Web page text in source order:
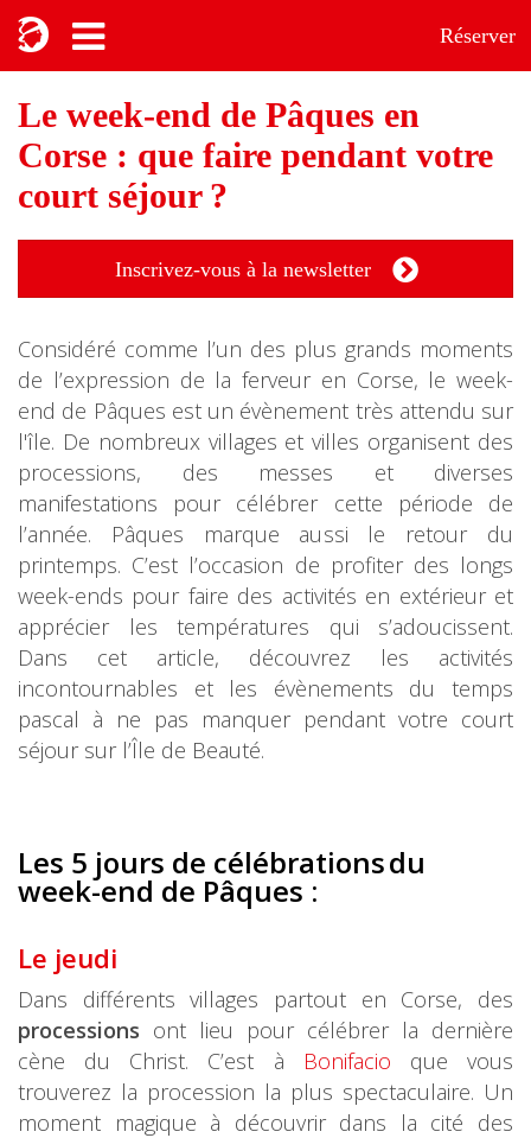
Réserver
Le week-end de Pâques en
Corse : que faire pendant votre
court séjour ?
Inscrivez-vous à la newsletter
Considéré comme l’un des plus grands moments
de l’expression de la ferveur en Corse, le week-
end de Pâques est un évènement très attendu sur
l'île. De nombreux villages et villes organisent des
processions, des messes et diverses
manifestations pour célébrer cette période de
l’année. Pâques marque aussi le retour du
printemps. C’est l’occasion de profiter des longs
week-ends pour faire des activités en extérieur et
apprécier les températures qui s’adoucissent.
Dans cet article, découvrez les activités
incontournables et les évènements du temps
pascal à ne pas manquer pendant votre court
séjour sur l’Île de Beauté.
Les 5 jours de célébrations du
week-end de Pâques :
Le jeudi
Dans différents villages partout en Corse, des
processions ont lieu pour célébrer la dernière
cène du Christ. C’est à Bonifacio que vous
trouverez la procession la plus spectaculaire. Un
moment magique à découvrir dans la cité des